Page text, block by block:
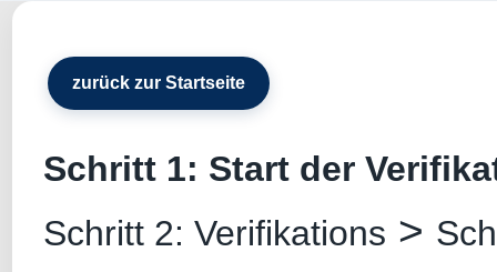
zurück zur Startseite
Schritt 1: Start der
Schritt 2: Verifikations >